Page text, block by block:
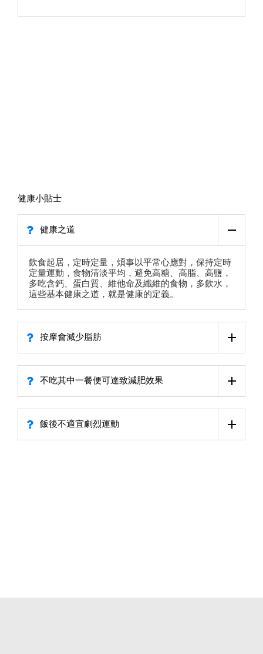
健康小貼士
健康之道
飲食起居，定時定量，煩事以平常心應對，保持定時
定量運動，食物清淡平均，避免高糖、高脂、高鹽，
多吃含鈣、蛋白質、維他命及纖維的食物，多飲水，
這些基本健康之道，就是健康的定義。
按摩會減少脂肪
不吃其中一餐便可達致減肥效果
飯後不適宜劇烈運動